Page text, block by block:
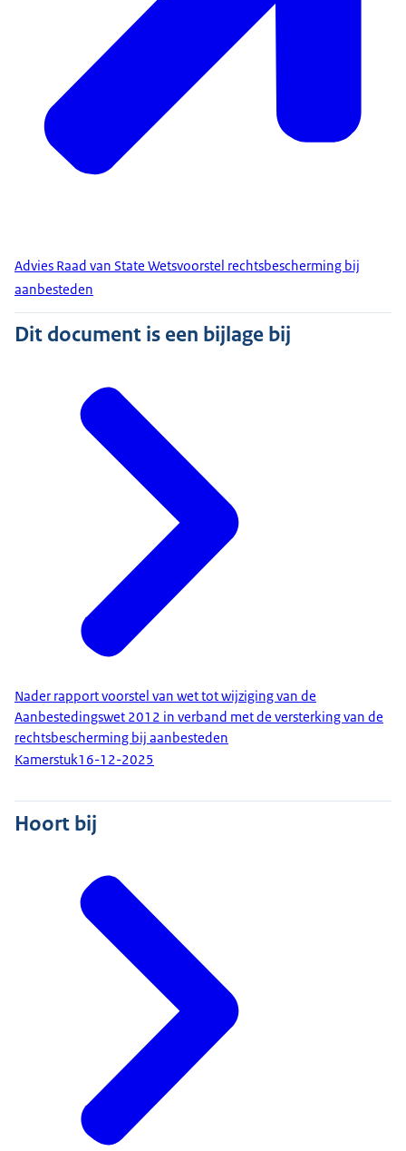
Advies Raad van State Wetsvoorstel rechtsbescherming bij
aanbesteden
Dit document is een bijlage bij
Nader rapport voorstel van wet tot wijziging van de
Aanbestedingswet 2012 in verband met de versterking van de
rechtsbescherming bij aanbesteden
Kamerstuk16-12-2025
Hoort bij